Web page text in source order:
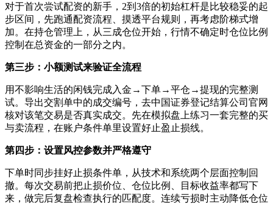
对于首次尝试配资的新手，2到3倍的初始杠杆是比较稳妥的起
步区间，先跑通配资流程、摸透平台规则，再考虑阶梯式增
加。在持仓管理上，从三成仓位开始，行情不确定时仓位比例
控制在总资金的一部分之内。
第三步：小额测试来验证全流程
用不影响生活的闲钱完成入金→下单→平仓→提现的完整测
试。导出交割单中的成交编号，去中国证券登记结算公司官网
核对该笔交易是否真实成交。先在模拟盘上练习一套完整的买
与卖流程，在账户条件单里设置好止盈止损线。
第四步：设置风控参数并严格遵守
下单时同步挂好止损条件单，从技术和系统两个层面控制回
撤。每次交易前把止损价位、仓位比例、目标收益率都写下
来，做完后复盘检查执行的匹配度。连续亏损时主动降低仓位